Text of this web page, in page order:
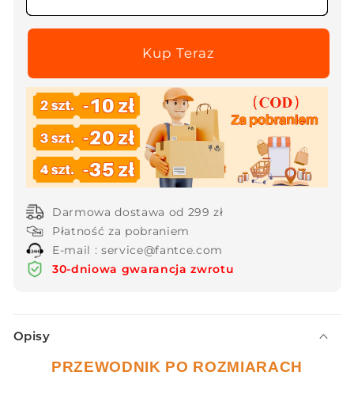
👗
sukienka
maxi
spaghetti
z
nadrukiem
w
panterkę
👗
sukienka
maxi
spaghetti
z
nadrukiem
w
panterkę
Darmowa dostawa od 299 zł
Płatność za pobraniem
E-mail : service@fantce.com
30-dniowa gwarancja zwrotu
w
Opisy
PRZEWODNIK PO ROZMIARACH